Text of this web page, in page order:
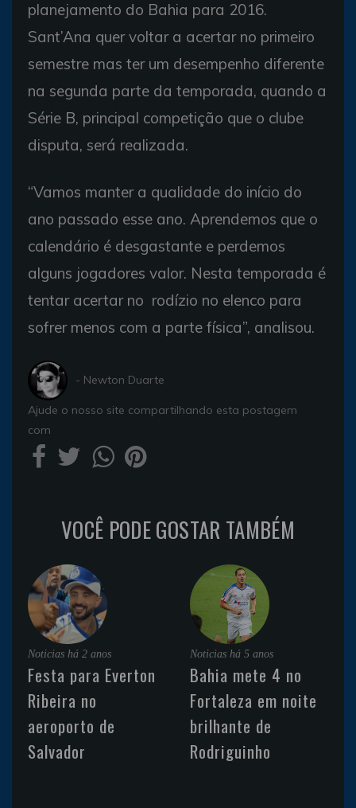
planejamento do Bahia para 2016.
Sant’Ana quer voltar a acertar no primeiro
semestre mas ter um desempenho diferente
na segunda parte da temporada, quando a
Série B, principal competição que o clube
disputa, será realizada.
“Vamos manter a qualidade do início do
ano passado esse ano. Aprendemos que o
calendário é desgastante e perdemos
alguns jogadores valor. Nesta temporada é
tentar acertar no rodízio no elenco para
sofrer menos com a parte física”, analisou.
- Newton Duarte
Ajude o nosso site compartilhando esta postagem
com
VOCÊ PODE GOSTAR TAMBÉM
Noticias há 2 anos
Festa para Everton
Ribeira no
aeroporto de
Salvador
Noticias há 5 anos
Bahia mete 4 no
Fortaleza em noite
brilhante de
Rodriguinho